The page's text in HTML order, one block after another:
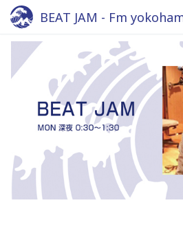
BEAT JAM - Fm